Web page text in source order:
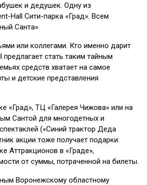
и дедушек. Одну из
Hall Сити-парка «Град». Всем
Санта».
или коллегами. Кто именно дарит
предлагает стать таким тайным
средств хватает на самое
и детские представления
«Град», ТЦ «Галерея Чижова» или на
Сантой для многодетных и
(«Синий трактор Деда
акции тоже получает подарки:
Аттракционов в «Граде»,
от суммы, потраченной на билеты.
Воронежскому областному